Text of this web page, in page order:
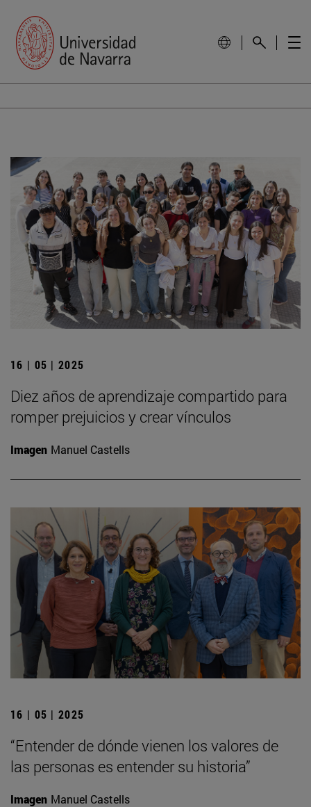
16 | 05 | 2025
Diez años de aprendizaje compartido para
romper prejuicios y crear vínculos
Imagen Manuel Castells
16 | 05 | 2025
“Entender de dónde vienen los valores de
las personas es entender su historia”
Imagen Manuel Castells